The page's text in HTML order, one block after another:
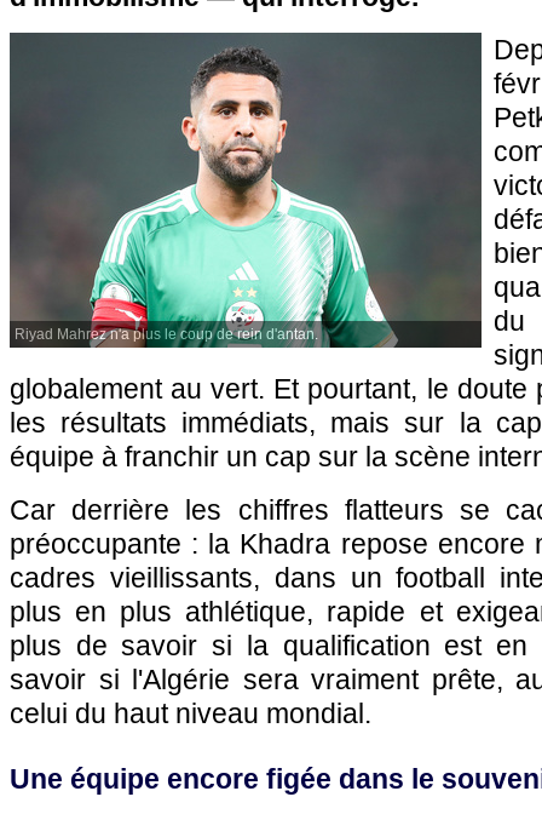
Riyad Mahrez n'a plus le coup de rein d'antan.
du
globalement au vert. Et pourtant, le
les résultats immédiats, mais sur la
équipe à franchir un cap sur la scène
Car derrière les chiffres flatteurs se
préoccupante : la Khadra repose encore
cadres vieillissants, dans un football
plus en plus athlétique, rapide et
plus de savoir si la qualification est en
savoir si l'Algérie sera vraiment prête,
celui du haut niveau mondial.
Une équipe encore figée dans le